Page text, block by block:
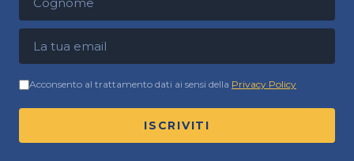
Indirizzo email
Acconsento al trattamento dati ai sensi della Privacy Policy
ISCRIVITI